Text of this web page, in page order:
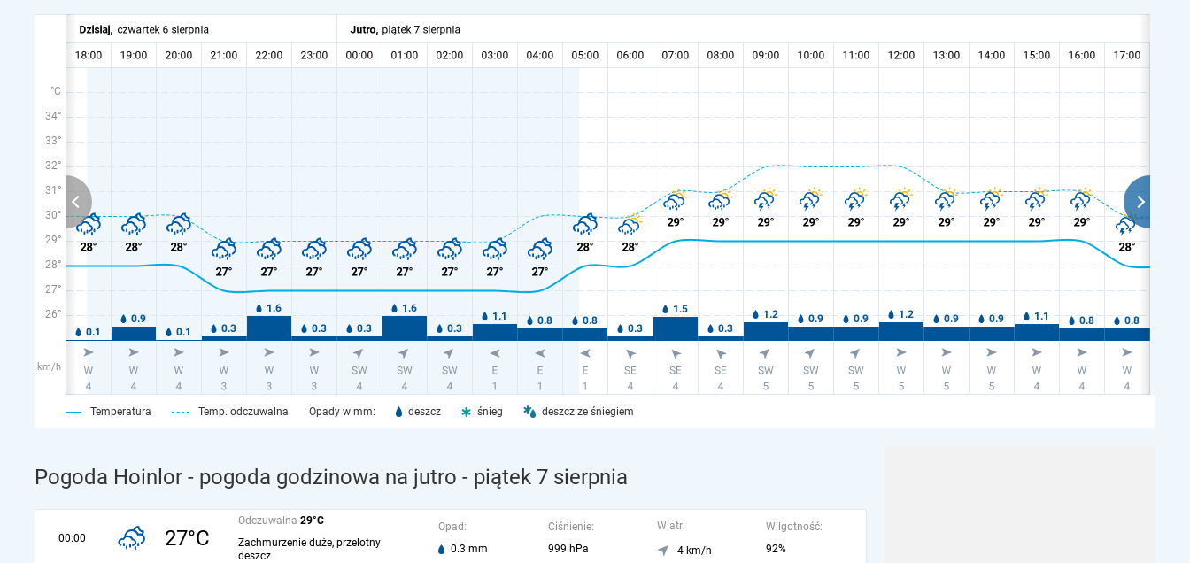
°C
34°
33°
32°
31°
30°
29°
28°
27°
26°
km/h
Temperatura Temp. odczuwalna Opady w mm: deszcz śnieg deszcz ze śniegiem
Pogoda Hoinlor - pogoda godzinowa na jutro - piątek 7 sierpnia
00:00 27°C
Odczuwalna 29°C
Zachmurzenie duże, przelotny
deszcz
Opad:
0.3 mm
Ciśnienie:
999 hPa
Wiatr:
4 km/h
Wilgotność:
92%